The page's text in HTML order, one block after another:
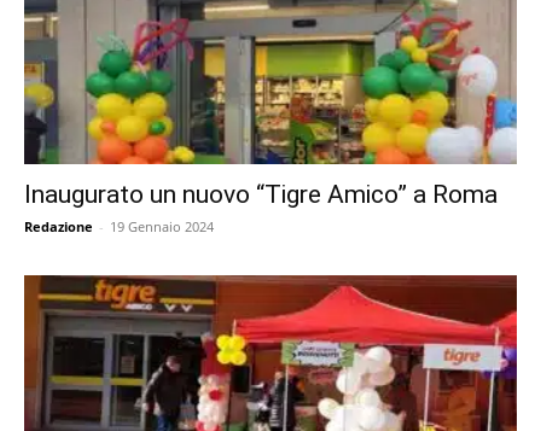
Inaugurato un nuovo “Tigre Amico” a Roma
Redazione - 19 Gennaio 2024